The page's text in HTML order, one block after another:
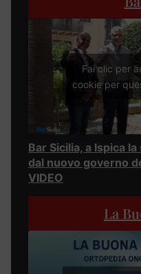
Fai clic per
cookie per
Bar Sicilia, a Ispica
dal nuovo governo
VIDEO
La